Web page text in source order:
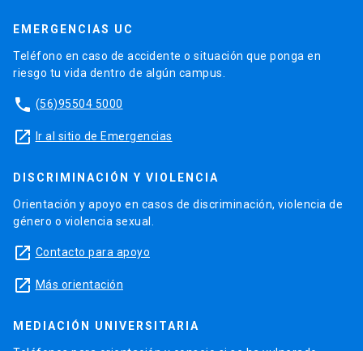
EMERGENCIAS UC
Teléfono en caso de accidente o situación que ponga en
riesgo tu vida dentro de algún campus.
phone (56)95504 5000
launch Ir al sitio de Emergencias
DISCRIMINACIÓN Y VIOLENCIA
Orientación y apoyo en casos de discriminación, violencia de
género o violencia sexual.
launch Contacto para apoyo
launch Más orientación
MEDIACIÓN UNIVERSITARIA